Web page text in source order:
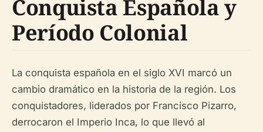
Conquista Española y
Período Colonial
La conquista española en el siglo XVI marcó un
cambio dramático en la historia de la región. Los
conquistadores, liderados por Francisco Pizarro,
derrocaron el Imperio Inca, lo que llevó al